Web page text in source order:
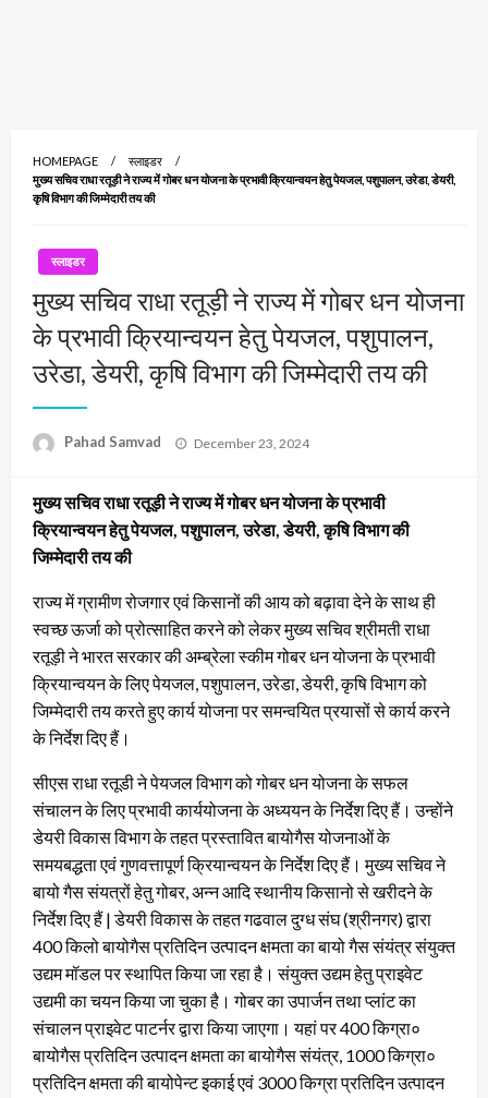
HOMEPAGE
स्लाइडर
मुख्य सचिव राधा रतूड़ी ने राज्य में गोबर धन योजना के प्रभावी क्रियान्वयन हेतु पेयजल, पशुपालन, उरेडा, डेयरी,
कृषि विभाग की जिम्मेदारी तय की
स्लाइडर
मुख्य सचिव राधा रतूड़ी ने राज्य में गोबर धन योजना
के प्रभावी क्रियान्वयन हेतु पेयजल, पशुपालन,
उरेडा, डेयरी, कृषि विभाग की जिम्मेदारी तय की
Pahad Samvad
Posted
December 23, 2024
मुख्य सचिव राधा रतूड़ी ने राज्य में गोबर धन योजना के प्रभावी
क्रियान्वयन हेतु पेयजल, पशुपालन, उरेडा, डेयरी, कृषि विभाग की
जिम्मेदारी तय की
राज्य में ग्रामीण रोजगार एवं किसानों की आय को बढ़ावा देने के साथ ही
स्वच्छ ऊर्जा को प्रोत्साहित करने को लेकर मुख्य सचिव श्रीमती राधा
रतूड़ी ने भारत सरकार की अम्ब्रेला स्कीम गोबर धन योजना के प्रभावी
क्रियान्वयन के लिए पेयजल, पशुपालन, उरेडा, डेयरी, कृषि विभाग को
जिम्मेदारी तय करते हुए कार्य योजना पर समन्वयित प्रयासों से कार्य करने
के निर्देश दिए हैं।
सीएस राधा रतूडी ने पेयजल विभाग को गोबर धन योजना के सफल
संचालन के लिए प्रभावी कार्ययोजना के अध्ययन के निर्देश दिए हैं। उन्होंने
डेयरी विकास विभाग के तहत प्रस्तावित बायोगैस योजनाओं के
समयबद्धता एवं गुणवत्तापूर्ण क्रियान्वयन के निर्देश दिए हैं। मुख्य सचिव ने
बायो गैस संयत्रों हेतु गोबर, अन्न आदि स्थानीय किसानो से खरीदने के
निर्देश दिए हैं | डेयरी विकास के तहत गढवाल दुग्ध संघ (श्रीनगर) द्वारा
400 किलो बायोगैस प्रतिदिन उत्पादन क्षमता का बायो गैस संयंत्र संयुक्त
उद्यम मॉडल पर स्थापित किया जा रहा है। संयुक्त उद्यम हेतु प्राइवेट
उद्यमी का चयन किया जा चुका है। गोबर का उपार्जन तथा प्लांट का
संचालन प्राइवेट पाटर्नर द्वारा किया जाएगा। यहां पर 400 किग्रा०
बायोगैस प्रतिदिन उत्पादन क्षमता का बायोगैस संयंत्र, 1000 किग्रा०
प्रतिदिन क्षमता की बायोपेन्ट इकाई एवं 3000 किग्रा प्रतिदिन उत्पादन